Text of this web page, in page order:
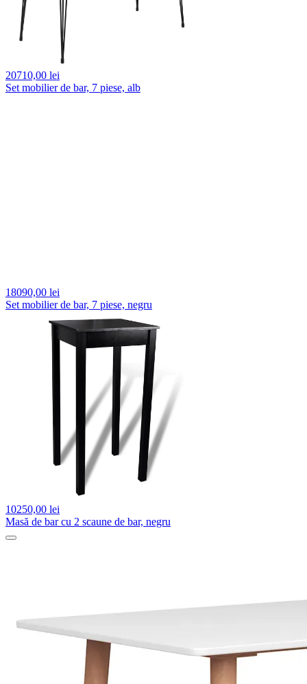
20710,00 lei
Set mobilier de bar, 7 piese, alb
18090,00 lei
Set mobilier de bar, 7 piese, negru
10250,00 lei
Masă de bar cu 2 scaune de bar, negru